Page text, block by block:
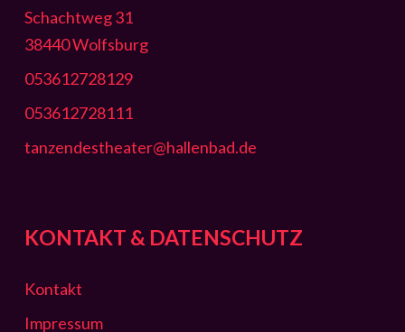
Schachtweg 31
38440 Wolfsburg
053612728129
053612728111
tanzendestheater@hallenbad.de
KONTAKT & DATENSCHUTZ
Kontakt
Impressum